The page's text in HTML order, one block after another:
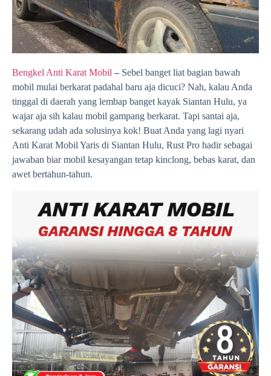
Bengkel Anti Karat Mobil – Sebel banget liat bagian bawah
mobil mulai berkarat padahal baru aja dicuci? Nah, kalau Anda
tinggal di daerah yang lembap banget kayak Siantan Hulu, ya
wajar aja sih kalau mobil gampang berkarat. Tapi santai aja,
sekarang udah ada solusinya kok! Buat Anda yang lagi nyari
Anti Karat Mobil Yaris di Siantan Hulu, Rust Pro hadir sebagai
jawaban biar mobil kesayangan tetap kinclong, bebas karat, dan
awet bertahun-tahun.